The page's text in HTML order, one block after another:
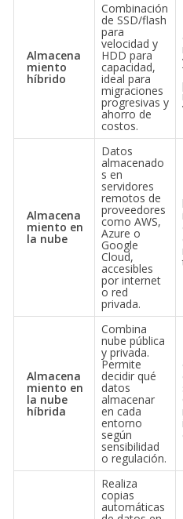
Almacena
miento
híbrido
Combinación
de SSD/flash
para
velocidad y
HDD para
capacidad,
ideal para
migraciones
progresivas y
ahorro de
costos.
Almacena
miento en
la nube
Datos
almacenado
s en
servidores
remotos de
proveedores
como AWS,
Azure o
Google
Cloud,
accesibles
por internet
o red
privada.
Almacena
miento en
la nube
híbrida
Combina
nube pública
y privada.
Permite
decidir qué
datos
almacenar
en cada
entorno
según
sensibilidad
o regulación.
Realiza
copias
automáticas